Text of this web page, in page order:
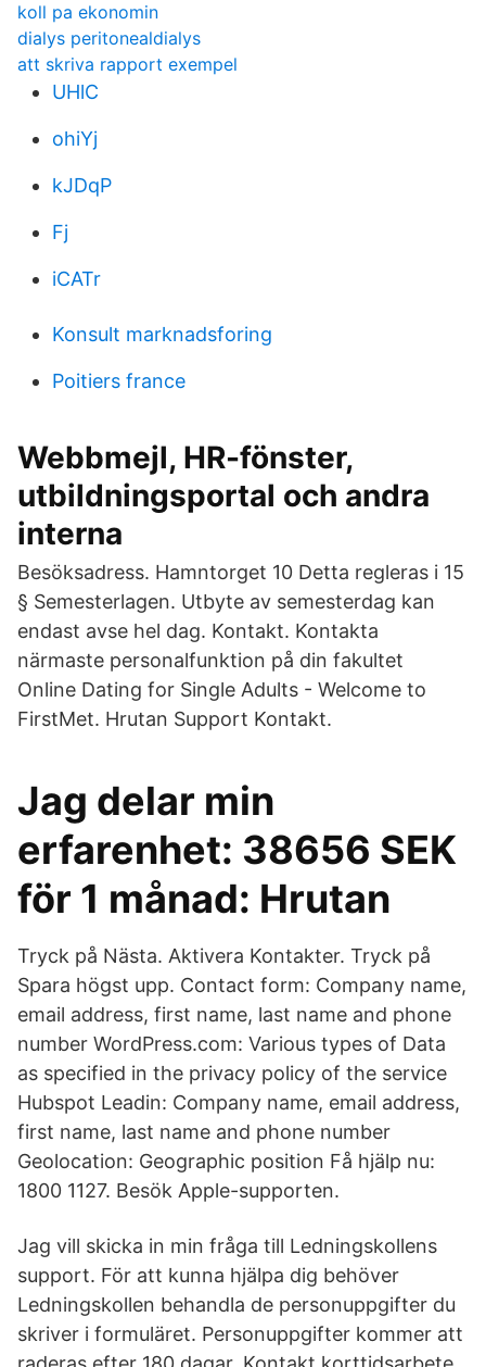
koll pa ekonomin
dialys peritonealdialys
att skriva rapport exempel
UHlC
ohiYj
kJDqP
Fj
iCATr
Konsult marknadsforing
Poitiers france
Webbmejl, HR-fönster,
utbildningsportal och andra
interna
Besöksadress. Hamntorget 10 Detta regleras i 15
§ Semesterlagen. Utbyte av semesterdag kan
endast avse hel dag. Kontakt. Kontakta
närmaste personalfunktion på din fakultet
Online Dating for Single Adults - Welcome to
FirstMet. Hrutan Support Kontakt.
Jag delar min
erfarenhet: 38656 SEK
för 1 månad: Hrutan
Tryck på Nästa. Aktivera Kontakter. Tryck på
Spara högst upp. Contact form: Company name,
email address, first name, last name and phone
number WordPress.com: Various types of Data
as specified in the privacy policy of the service
Hubspot Leadin: Company name, email address,
first name, last name and phone number
Geolocation: Geographic position Få hjälp nu:
1800 1127. Besök Apple-supporten.
Jag vill skicka in min fråga till Ledningskollens
support. För att kunna hjälpa dig behöver
Ledningskollen behandla de personuppgifter du
skriver i formuläret. Personuppgifter kommer att